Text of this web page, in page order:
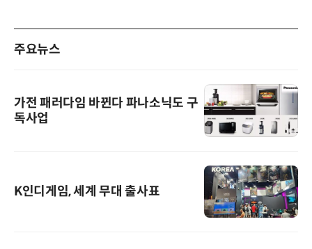
주요뉴스
가전 패러다임 바뀐다 파나소닉도 구
독사업
K인디게임, 세계 무대 출사표